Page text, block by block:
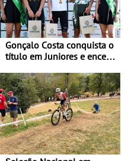
Gonçalo Costa conquista o
título em Juniores e encerra
no Cartaxo